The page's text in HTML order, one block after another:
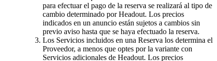
para efectuar el pago de la reserva se realizará al tipo de
cambio determinado por Headout. Los precios
indicados en un anuncio están sujetos a cambios sin
previo aviso hasta que se haya efectuado la reserva.
Los Servicios incluidos en una Reserva los determina el
Proveedor, a menos que optes por la variante con
Servicios adicionales de Headout. Los precios